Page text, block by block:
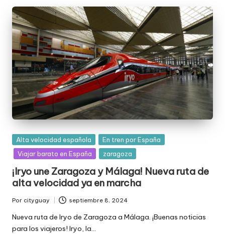
Publicada
en
Alta velocidad española
En tren por España
Viajar barato en España
zaragoza
¡Iryo une Zaragoza y Málaga! Nueva ruta de
alta velocidad ya en marcha
Publicado
por
Por cityguay septiembre 8, 2024
Nueva ruta de Iryo de Zaragoza a Málaga. ¡Buenas noticias
para los viajeros! Iryo, la…